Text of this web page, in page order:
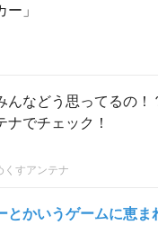
」
んなどう思ってるの！
ナでチェック！
くすアンテナ
とかいうゲームに恵ま